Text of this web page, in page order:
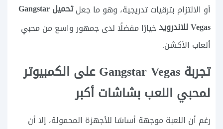
أو الالتزام بترقيات تدريجية، وهو ما جعل
تحميل Gangstar
Vegas للاندرويد
خيارًا مفضلًا لدى جمهور واسع من محبي
ألعاب الأكشن.
تجربة Gangstar Vegas على الكمبيوتر
لمحبي اللعب بشاشات أكبر
رغم أن اللعبة موجهة أساسًا للأجهزة المحمولة، إلا أن